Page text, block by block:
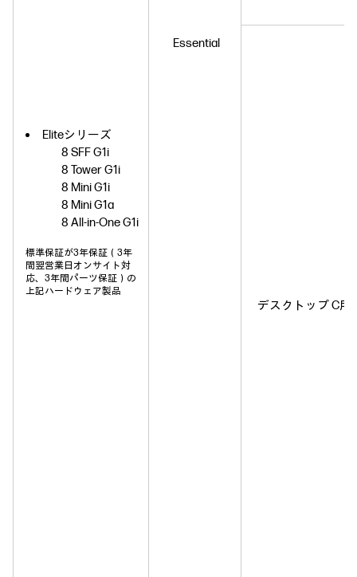
Eliteシリーズ
8 SFF G1i
8 Tower G1i
8 Mini G1i
8 Mini G1a
8 All-in-One G1i
標準保証が3年保証（3年
間翌営業日オンサイト対
応、3年間パーツ保証）の
上記ハードウェア製品
Essential
デスクトップ C用